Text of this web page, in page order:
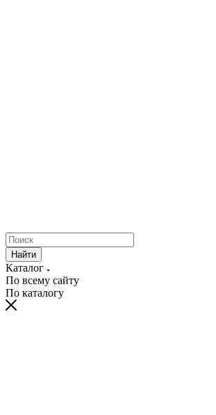
Найти
Каталог
По всему сайту
По каталогу